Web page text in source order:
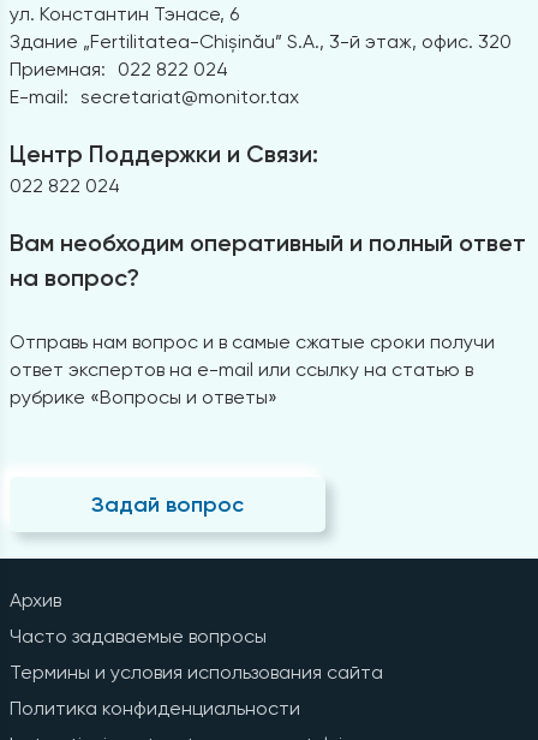
ул. Константин Тэнасе, 6
Здание „Fertilitatea-Chișinău” S.A., 3-й этаж, офис. 320
Приемная:
022 822 024
E-mail: secretariat@monitor.tax
Центр Поддержки и Связи:
022 822 024
Вам необходим оперативный и полный ответ
на вопрос?
Отправь нам вопрос и в самые сжатые сроки получи
ответ экспертов на e-mail или ссылку на статью в
рубрике «Вопросы и ответы»
Задай вопрос
Архив
Часто задаваемые вопросы
Термины и условия использования сайта
Политика конфиденциальности